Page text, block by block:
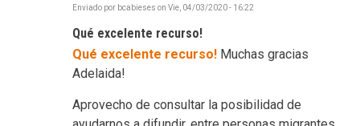
Enviado por bcabieses on Vie, 04/03/2020 - 16:22
Qué excelente recurso!
Qué excelente recurso! Muchas gracias
Adelaida!
Aprovecho de consultar la posibilidad de